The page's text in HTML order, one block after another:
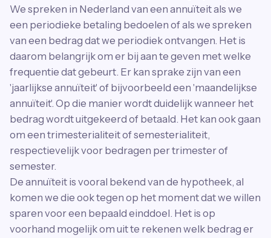
We spreken in Nederland van een annuïteit als we
een periodieke betaling bedoelen of als we spreken
van een bedrag dat we periodiek ontvangen. Het is
daarom belangrijk om er bij aan te geven met welke
frequentie dat gebeurt. Er kan sprake zijn van een
'jaarlijkse annuïteit' of bijvoorbeeld een 'maandelijkse
annuïteit'. Op die manier wordt duidelijk wanneer het
bedrag wordt uitgekeerd of betaald. Het kan ook gaan
om een trimesterialiteit of semesterialiteit,
respectievelijk voor bedragen per trimester of
semester.
De annuïteit is vooral bekend van de hypotheek, al
komen we die ook tegen op het moment dat we willen
sparen voor een bepaald einddoel. Het is op
voorhand mogelijk om uit te rekenen welk bedrag er